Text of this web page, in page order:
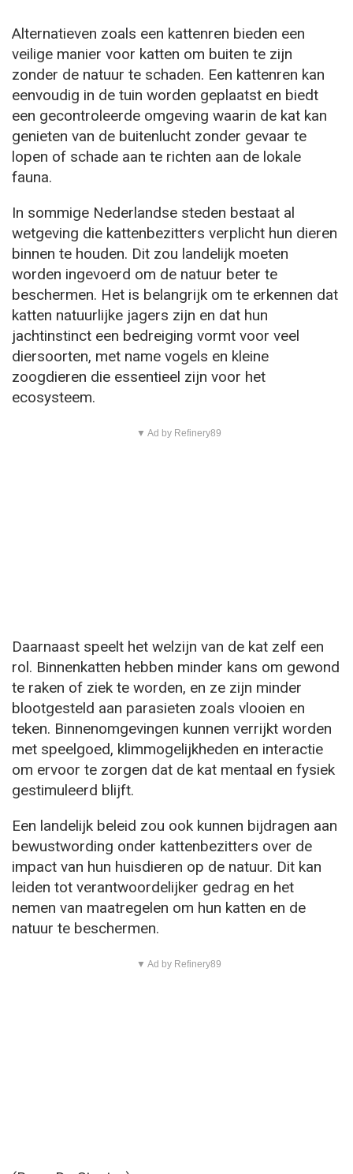
Alternatieven zoals een kattenren bieden een
veilige manier voor katten om buiten te zijn
zonder de natuur te schaden. Een kattenren kan
eenvoudig in de tuin worden geplaatst en biedt
een gecontroleerde omgeving waarin de kat kan
genieten van de buitenlucht zonder gevaar te
lopen of schade aan te richten aan de lokale
fauna.
In sommige Nederlandse steden bestaat al
wetgeving die kattenbezitters verplicht hun dieren
binnen te houden. Dit zou landelijk moeten
worden ingevoerd om de natuur beter te
beschermen. Het is belangrijk om te erkennen dat
katten natuurlijke jagers zijn en dat hun
jachtinstinct een bedreiging vormt voor veel
diersoorten, met name vogels en kleine
zoogdieren die essentieel zijn voor het
ecosysteem.
▼ Ad by Refinery89
Daarnaast speelt het welzijn van de kat zelf een
rol. Binnenkatten hebben minder kans om gewond
te raken of ziek te worden, en ze zijn minder
blootgesteld aan parasieten zoals vlooien en
teken. Binnenomgevingen kunnen verrijkt worden
met speelgoed, klimmogelijkheden en interactie
om ervoor te zorgen dat de kat mentaal en fysiek
gestimuleerd blijft.
Een landelijk beleid zou ook kunnen bijdragen aan
bewustwording onder kattenbezitters over de
impact van hun huisdieren op de natuur. Dit kan
leiden tot verantwoordelijker gedrag en het
nemen van maatregelen om hun katten en de
natuur te beschermen.
▼ Ad by Refinery89